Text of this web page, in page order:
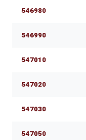
546980
546990
547010
547020
547030
547050